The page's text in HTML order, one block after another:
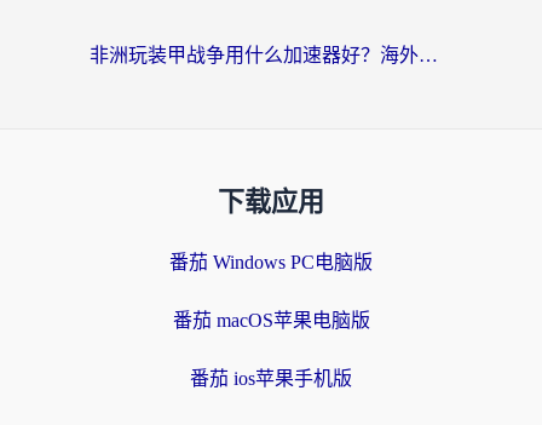
非洲玩装甲战争用什么加速器好？海外党亲测有效的国服游戏加速方案
下载应用
番茄 Windows PC电脑版
番茄 macOS苹果电脑版
番茄 ios苹果手机版